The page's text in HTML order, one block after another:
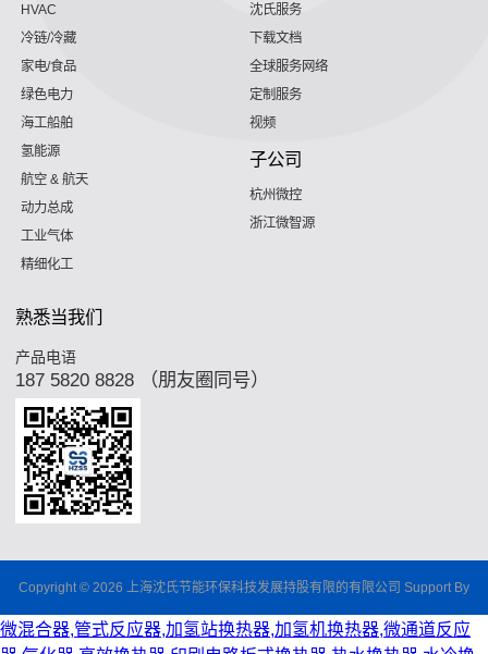
HVAC
冷链/冷藏
家电/食品
绿色电力
海工船舶
氢能源
航空 & 航天
动力总成
工业气体
精细化工
沈氏服务
下载文档
全球服务网络
定制服务
视频
子公司
杭州微控
浙江微智源
熟悉当我们
产品电语
187 5820 8828 （朋友圈同号）
Copyright © 2026 上海沈氏节能环保科技发展持股有限的有限公司 Support By
微混合器,管式反应器,加氢站换热器,加氢机换热器,微通道反应